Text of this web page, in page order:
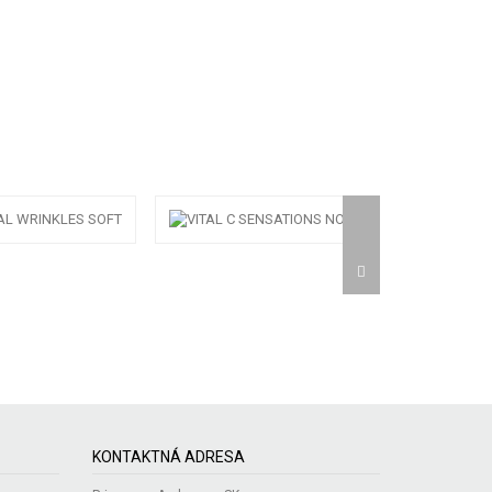
KONTAKTNÁ ADRESA